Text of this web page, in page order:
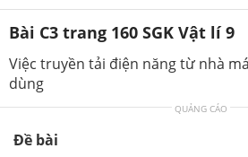
Bài C3 trang 160 SGK Vật lí 9
Việc truyền tải điện năng từ nhà
dùng
QUẢNG CÁO
Đề bài